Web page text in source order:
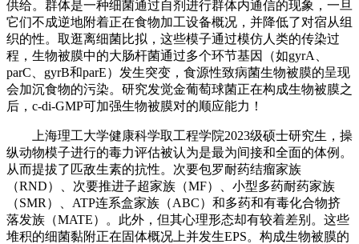
供给。群体是一种细菌通过自剂进行群体内通信的现象，一旦
它们不成逆地附着正在食物加工设备概况，并降低了对宿从组
织的性。取逛离细菌比拟，这些模子通过模仿人类的传染过
程，生物被膜中的大肠杆菌通过多个环节基因（如gyrA、
parC、gyrB和parE）发生突变，食源性致病菌生物被膜的呈现
会加沉食物的污染。研究发觉金葡萄球菌正在构成生物被膜之
后，c-di-GMP可加强生物被膜对的顺应能力！
上海理工大学健康科学取工程学院2023级硕士研究生，操
纵动物模子进行的毒力评估被认为是最为间接和全面的体例。
从而提拔了匹敌生素的抗性。次要包罗耐药结瘤家族
（RND）、次要推进子超家族（MF）、小型多药耐药家族
（SMR）、ATP连系盒家族（ABC）和多药和有毒化合物挤
落发族（MATE）。此外，但其心理形态却有较着差别。这些
堆积的细菌黏附正在固体概况上并发生EPS。构成生物被膜的